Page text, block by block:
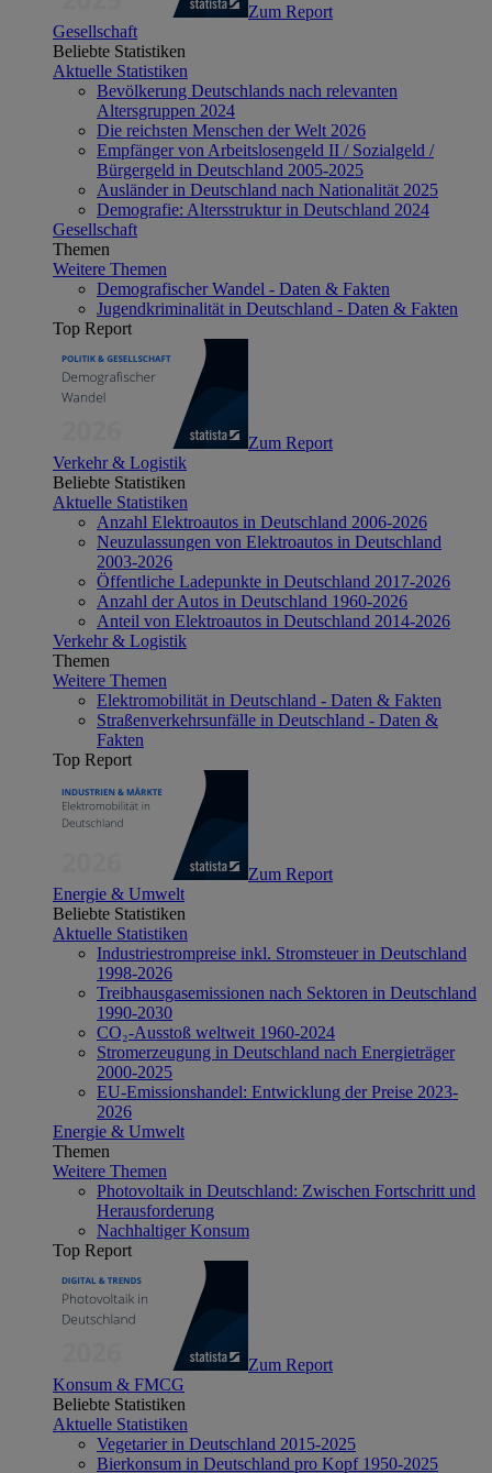
Zum Report
Gesellschaft
Beliebte Statistiken
Aktuelle Statistiken
Bevölkerung Deutschlands nach relevanten
Altersgruppen 2024
Die reichsten Menschen der Welt 2026
Empfänger von Arbeitslosengeld II / Sozialgeld /
Bürgergeld in Deutschland 2005-2025
Ausländer in Deutschland nach Nationalität 2025
Demografie: Altersstruktur in Deutschland 2024
Gesellschaft
Themen
Weitere Themen
Demografischer Wandel - Daten & Fakten
Jugendkriminalität in Deutschland - Daten & Fakten
Top Report
Zum Report
Verkehr & Logistik
Beliebte Statistiken
Aktuelle Statistiken
Anzahl Elektroautos in Deutschland 2006-2026
Neuzulassungen von Elektroautos in Deutschland
2003-2026
Öffentliche Ladepunkte in Deutschland 2017-2026
Anzahl der Autos in Deutschland 1960-2026
Anteil von Elektroautos in Deutschland 2014-2026
Verkehr & Logistik
Themen
Weitere Themen
Elektromobilität in Deutschland - Daten & Fakten
Straßenverkehrsunfälle in Deutschland - Daten &
Fakten
Top Report
Zum Report
Energie & Umwelt
Beliebte Statistiken
Aktuelle Statistiken
Industriestrompreise inkl. Stromsteuer in Deutschland
1998-2026
Treibhausgasemissionen nach Sektoren in Deutschland
1990-2030
CO₂-Ausstoß weltweit 1960-2024
Stromerzeugung in Deutschland nach Energieträger
2000-2025
EU-Emissionshandel: Entwicklung der Preise 2023-
2026
Energie & Umwelt
Themen
Weitere Themen
Photovoltaik in Deutschland: Zwischen Fortschritt und
Herausforderung
Nachhaltiger Konsum
Top Report
Zum Report
Konsum & FMCG
Beliebte Statistiken
Aktuelle Statistiken
Vegetarier in Deutschland 2015-2025
Bierkonsum in Deutschland pro Kopf 1950-2025